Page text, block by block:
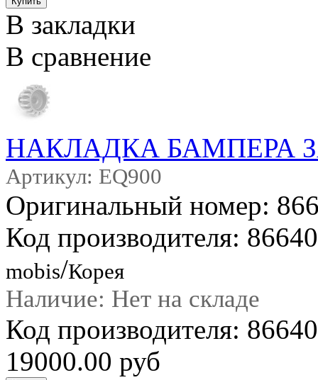
В закладки
В сравнение
НАКЛАДКА БАМПЕРА
Артикул: EQ900
Оригинальный номер:
Код производителя:
mobis/Корея
Наличие: Нет на складе
Код производителя:
19000.00 руб